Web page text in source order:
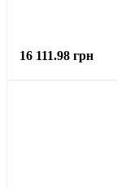
16 111.98 грн